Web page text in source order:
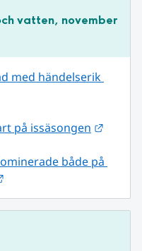
vatten, november
med händelserik
på issäsongen
både på